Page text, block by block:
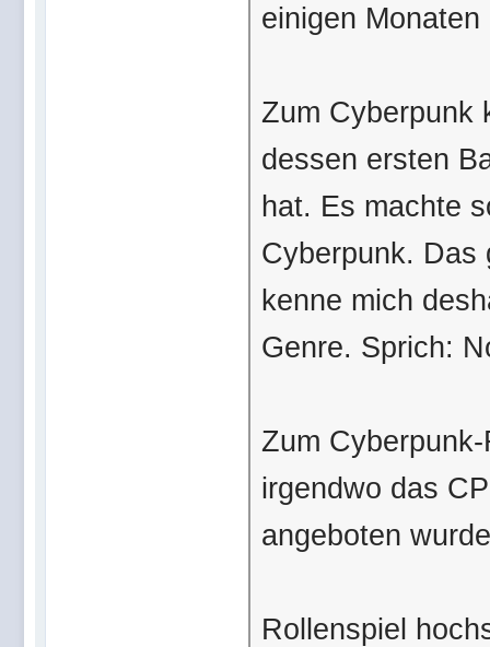
einigen
Zum Cyberpunk
dessen ersten
hat. Es machte
Cyberpunk. Das
kenne mich
Genre. Sprich:
Zum
irgendwo das
angeboten
Rollenspiel